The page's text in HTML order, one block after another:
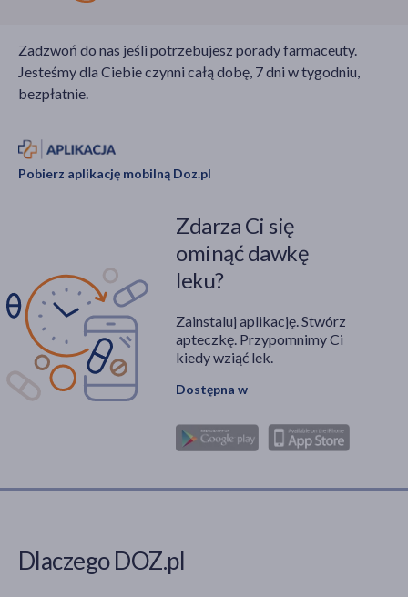
młodzieży w okresie
dojrzewania, ale coraz
częściej także osób
ujść mieszków
włosowych jest ściśle
pielęgnacyjnej.
acnes) oraz rozwój
stanu zapalnego.
w której
antybiotykoterapia
również ma istotne
trądziku ma łagodny
przebieg i dobrze
reaguje
na leczenie preparatami
recepty, niektóre jego
postacie wymagają
farmakoterapii pod
Zadzwoń do nas jeśli potrzebujesz porady farmaceuty.
Jesteśmy dla Ciebie czynni całą dobę, 7 dni w tygodniu,
bezpłatnie.
Pobierz aplikację mobilną Doz.pl
Zdarza Ci się
ominąć dawkę
leku?
Zainstaluj aplikację. Stwórz
apteczkę. Przypomnimy Ci
kiedy wziąć lek.
Dostępna w
Dlaczego DOZ.pl